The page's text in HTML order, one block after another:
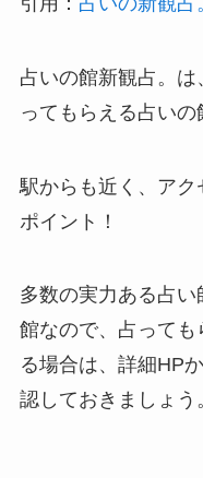
占いの館新観占。は
ってもらえる占いの
駅からも近く、ア
ポイント！
多数の実力ある占
館なので、占って
る場合は、詳細HP
認しておきましょう